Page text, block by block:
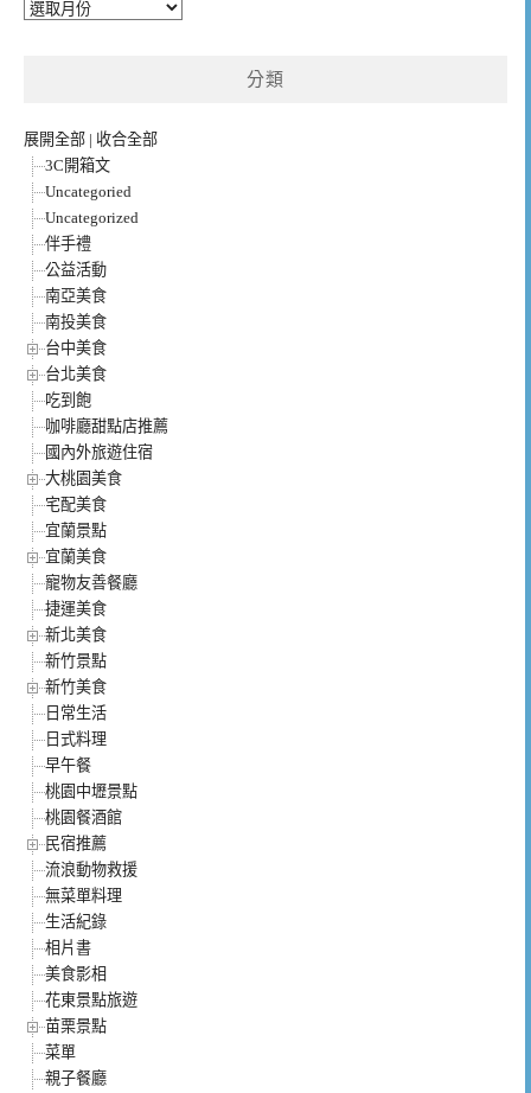
彙
分類
展開全部 | 收合全部
3C開箱文
Uncategoried
Uncategorized
伴手禮
公益活動
南亞美食
南投美食
台中美食
台北美食
吃到飽
咖啡廳甜點店推薦
國內外旅遊住宿
大桃園美食
宅配美食
宜蘭景點
宜蘭美食
寵物友善餐廳
捷運美食
新北美食
新竹景點
新竹美食
日常生活
日式料理
早午餐
桃園中壢景點
桃園餐酒館
民宿推薦
流浪動物救援
無菜單料理
生活紀錄
相片書
美食影相
花東景點旅遊
苗栗景點
菜單
親子餐廳